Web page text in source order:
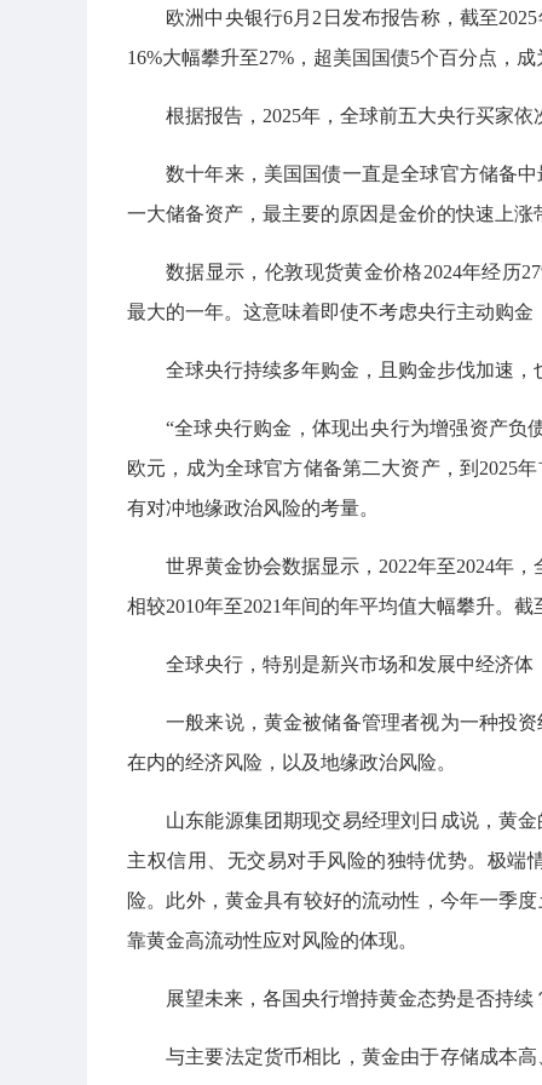
欧洲中央银行6月2日发布报告称，截至
16%大幅攀升至27%，超美国国债5个百分点，
根据报告，2025年，全球前五大央行买家
数十年来，美国国债一直是全球官方储备
一大储备资产，最主要的原因是金价的快速上
数据显示，伦敦现货黄金价格2024年经历
最大的一年。这意味着即使不考虑央行主动购
全球央行持续多年购金，且购金步伐加速
“全球央行购金，体现出央行为增强资产负
欧元，成为全球官方储备第二大资产，到2025
有对冲地缘政治风险的考量。
世界黄金协会数据显示，2022年至2024年
相较2010年至2021年间的年平均值大幅攀升。
全球央行，特别是新兴市场和发展中经济体
一般来说，黄金被储备管理者视为一种投
在内的经济风险，以及地缘政治风险。
山东能源集团期现交易经理刘日成说，黄
主权信用、无交易对手风险的独特优势。极端
险。此外，黄金具有较好的流动性，今年一季
靠黄金高流动性应对风险的体现。
展望未来，各国央行增持黄金态势是否持续
与主要法定货币相比，黄金由于存储成本